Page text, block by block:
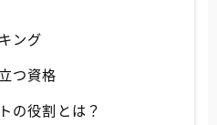
ング
つ資格
の役割とは？